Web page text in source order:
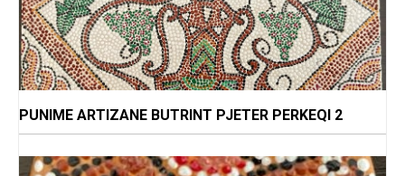
PUNIME ARTIZANE BUTRINT PJETER PERKEQI 2